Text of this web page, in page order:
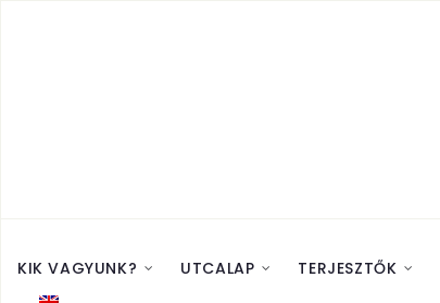
KIK VAGYUNK? UTCALAP TERJESZTŐK